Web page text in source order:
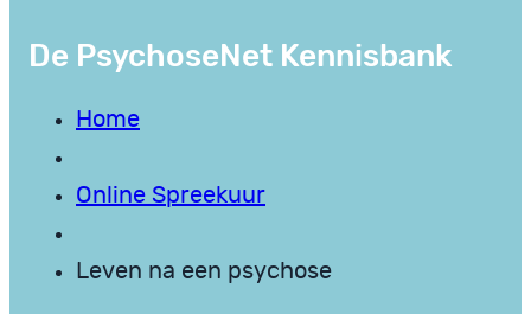
De PsychoseNet Kennisbank
Home
Online Spreekuur
Leven na een psychose